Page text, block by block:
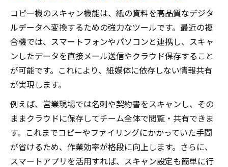
コピー機のスキャン機能は、紙の資料を高品質なデジタ
ルデータへ変換するための強力なツールです。最近の複
合機では、スマートフォンやパソコンと連携し、スキャ
ンしたデータを直接メール送信やクラウド保存すること
が可能です。これにより、紙媒体に依存しない情報共有
が実現します。
例えば、営業現場では名刺や契約書をスキャンし、その
ままクラウドに保存してチーム全体で閲覧・共有できま
す。これまでコピーやファイリングにかかっていた手間
が省けるため、作業効率が格段に向上します。さらに、
スマートアプリを活用すれば、スキャン設定も簡単に行